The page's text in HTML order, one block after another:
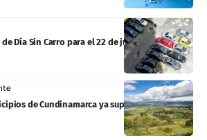
Día Sin Carro para el 22 de julio de 2026
de Cundinamarca ya superaron su límite